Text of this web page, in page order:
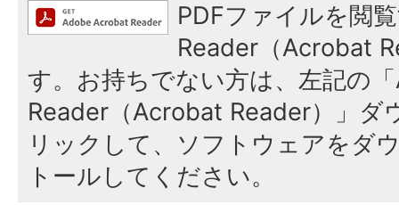
PDFファイルを閲
Reader（Acrobat
す。お持ちでない方は、左記の
Reader（Acrobat Reader）」ダ
リックして、ソフトウェアをダ
トールしてください。